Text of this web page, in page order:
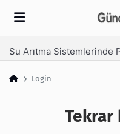
Login
Tekrar